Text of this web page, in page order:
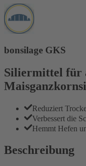
bonsilage GKS
Siliermittel für
Reduziert
Verbessert die
Hemmt Hefen
Beschreibung